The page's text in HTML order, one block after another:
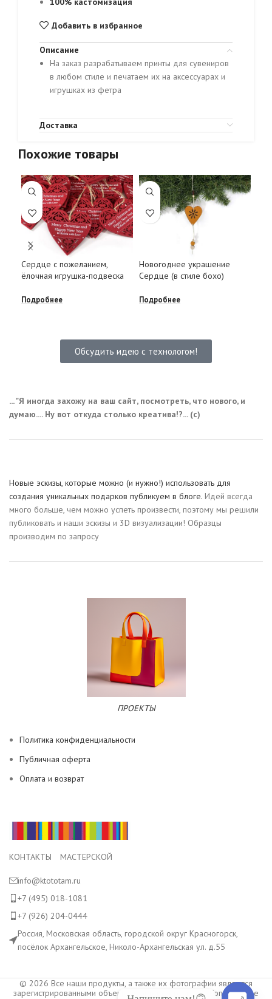
Добавить в избранное
Описание
На заказ разрабатываем принты для сувениров
в любом стиле и печатаем их на аксессуарах и
игрушках из фетра
Доставка
Похожие товары
Сердце с пожеланием,
ёлочная игрушка-подвеска
Подробнее
Новогоднее украшение
Сердце (в стиле бохо)
Подробнее
Обсудить идею с технологом!
... "Я иногда захожу на ваш сайт, посмотреть, что нового, и
думаю.... Ну вот откуда столько креатива!?... (с)
Новые эскизы, которые можно (и нужно!) использовать для
создания уникальных подарков публикуем в блоге. Идей всегда
много больше, чем можно успеть произвести, поэтому мы решили
публиковать и наши эскизы и 3D визуализации! Образцы
производим по запросу
ПРОЕКТЫ
Политика конфиденциальности
Публичная оферта
Оплата и возврат
КОНТАКТЫ МАСТЕРСКОЙ
info@ktototam.ru
+7 (495) 018-1081
+7 (926) 204-0444
Россия, Московская область, городской округ Красногорск,
посёлок Архангельское, Николо-Архангельская ул. д.55
© 2026 Все наши продукты, а также их фотографии являются
зарегистрированными объектами авторского права. Копирование